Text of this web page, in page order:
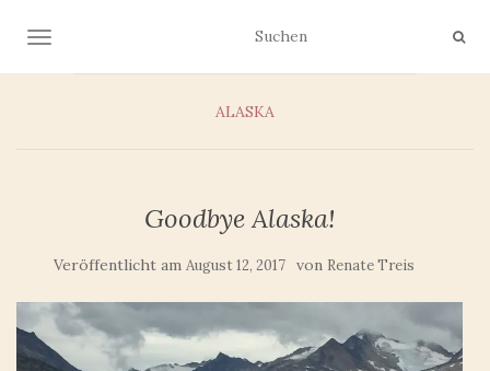
NAVIGATION UMSCHALTEN
ALASKA
Goodbye Alaska!
Veröffentlicht am August 12, 2017 von Renate Treis